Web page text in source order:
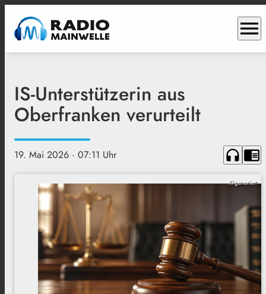
menu
IS-Unterstützerin aus
Oberfranken verurteilt
19. Mai 2026 · 07:11 Uhr headphones chrome_reader_mode
KI-generiert